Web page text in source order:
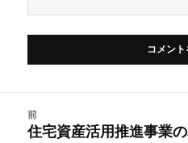
前
前
住宅資産活用推進事業